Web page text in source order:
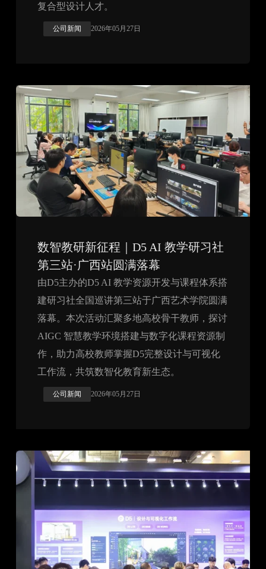
复合型设计人才。
公司新闻 2026年05月27日
数智教研新征程｜D5 AI 教学研习社
第三站·广西站圆满落幕
由D5主办的D5 AI 教学资源开发与课程体系搭
建研习社全国巡讲第三站于广西艺术学院圆满
落幕。本次活动汇聚多地高校骨干教师，探讨
AIGC 智慧教学环境搭建与数字化课程资源制
作，助力高校教师掌握D5完整设计与可视化
工作流，共筑数智化教育新生态。
公司新闻 2026年05月27日